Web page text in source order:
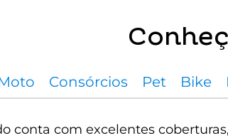
Consórcios Pet Bike
conta com excelentes